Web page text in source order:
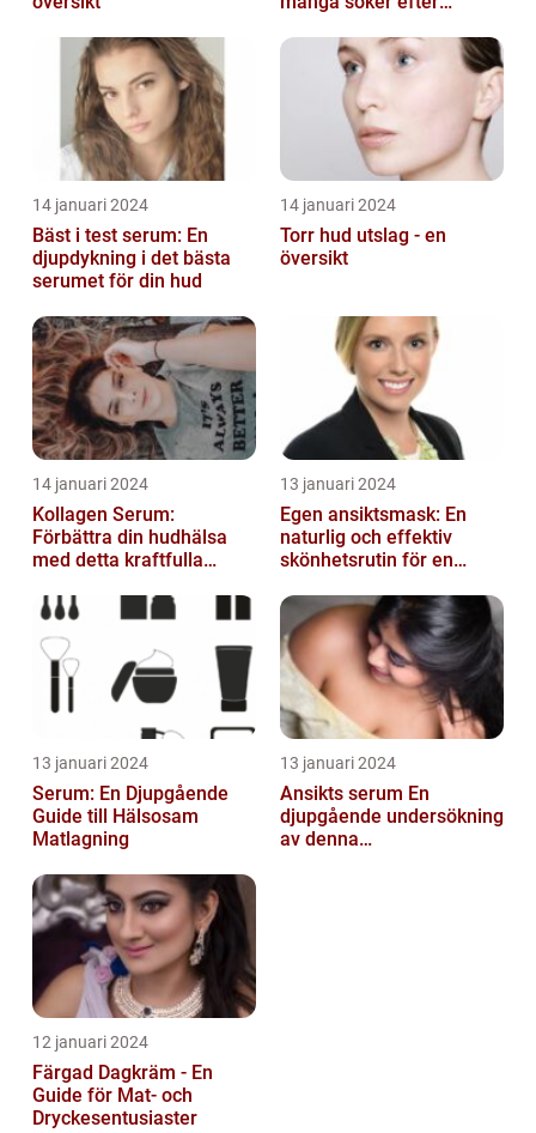
fungerar
14 januari 2024
Bäst i test serum: En
djupdykning i det bästa
serumet för din hud
14 januari 2024
Torr hud utslag - en
översikt
14 januari 2024
Kollagen Serum:
Förbättra din hudhälsa
med detta kraftfulla
13 januari 2024
Egen ansiktsmask: En
naturlig och effektiv
skönhetsrutin för en
13 januari 2024
Serum: En Djupgående
Guide till Hälsosam
Matlagning
13 januari 2024
Ansikts serum En
djupgående undersökning
av denna
12 januari 2024
Färgad Dagkräm - En
Guide för Mat- och
Dryckesentusiaster